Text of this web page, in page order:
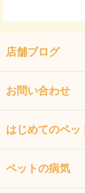
店舗ブログ
お問い合わせ
はじめてのペッ
ペットの病気